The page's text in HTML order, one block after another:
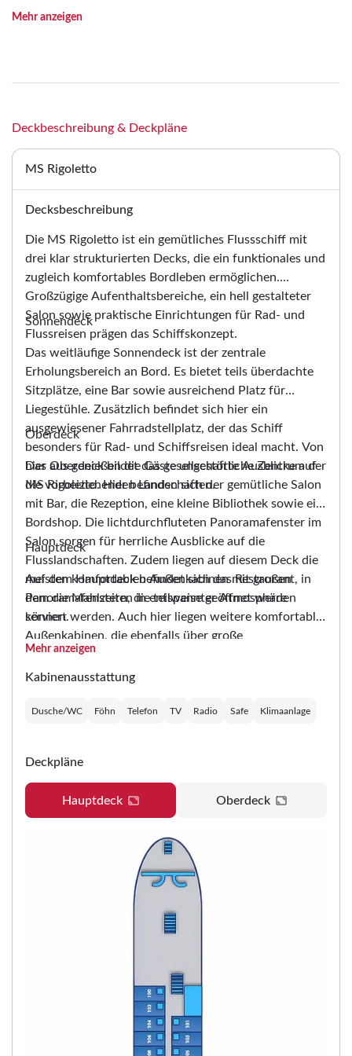
MS Rigoletto
Mehr anzeigen
Deckbeschreibung & Deckpläne
MS Rigoletto
Decksbeschreibung
Die MS Rigoletto ist ein gemütliches Flussschiff mit
drei klar strukturierten Decks, die ein funktionales und
zugleich komfortables Bordleben ermöglichen.
Großzügige Aufenthaltsbereiche, ein hell gestalteter
Salon sowie praktische Einrichtungen für Rad- und
Flussreisen prägen das Schiffskonzept.
Sonnendeck
Das weitläufige Sonnendeck ist der zentrale
Erholungsbereich an Bord. Es bietet teils überdachte
Sitzplätze, eine Bar sowie ausreichend Platz für
Liegestühle. Zusätzlich befindet sich hier ein
ausgewiesener Fahrradstellplatz, der das Schiff
besonders für Rad- und Schiffsreisen ideal macht. Von
hier aus genießen die Gäste ungestörte Ausblicke auf
die vorbeiziehenden Landschaften.
Oberdeck
Das Oberdeck bildet das gesellschaftliche Zentrum der
MS Rigoletto. Hier befinden sich der gemütliche Salon
mit Bar, die Rezeption, eine kleine Bibliothek sowie ein
Bordshop. Die lichtdurchfluteten Panoramafenster im
Salon sorgen für herrliche Ausblicke auf die
Flusslandschaften. Zudem liegen auf diesem Deck die
meisten komfortablen Außenkabinen mit großen
Panoramafenstern, die teilweise geöffnet werden
können.
Hauptdeck
Auf dem Hauptdeck befindet sich das Restaurant, in
dem die Mahlzeiten in entspannter Atmosphäre
serviert werden. Auch hier liegen weitere komfortable
Außenkabinen, die ebenfalls über große
Panoramafenster verfügen und einen angenehmen
Blick auf die Flusslandschaft ermöglichen. Das Deck
Lage innerhalb des Schiffes.
Mehr anzeigen
Kabinenausstattung
Dusche/WC Föhn Telefon TV Radio Safe Klimaanlage
Deckpläne
Hauptdeck Oberdeck